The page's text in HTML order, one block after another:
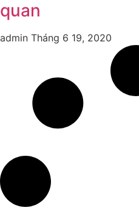
quan
admin Tháng 6 19, 2020